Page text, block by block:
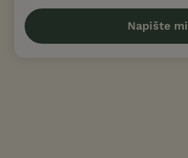
Napište mi